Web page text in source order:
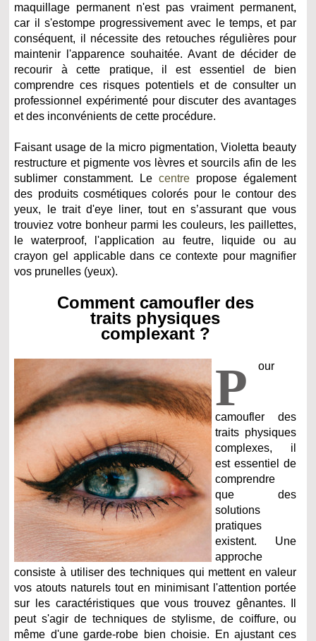
maquillage permanent n'est pas vraiment permanent,
car il s'estompe progressivement avec le temps, et par
conséquent, il nécessite des retouches régulières pour
maintenir l'apparence souhaitée. Avant de décider de
recourir à cette pratique, il est essentiel de bien
comprendre ces risques potentiels et de consulter un
professionnel expérimenté pour discuter des avantages
et des inconvénients de cette procédure.
Faisant usage de la micro pigmentation, Violetta beauty
restructure et pigmente vos lèvres et sourcils afin de les
sublimer constamment. Lecentre propose également
des produits cosmétiques colorés pour le contour des
yeux, le trait d'eye liner, tout en s’assurant que vous
trouviez votre bonheur parmi les couleurs, les paillettes,
le waterproof, l'application au feutre, liquide ou au
crayon gel applicable dans ce contexte pour magnifier
vos prunelles (yeux).
Comment camoufler des
traits physiques
complexant ?
P our
camoufler des
traits physiques
complexes, il
est essentiel de
comprendre
que des
solutions
pratiques
existent. Une
approche
consiste à utiliser des techniques qui mettent en valeur
vos atouts naturels tout en minimisant l'attention portée
sur les caractéristiques que vous trouvez gênantes. Il
peut s'agir de techniques de stylisme, de coiffure, ou
même d'une garde-robe bien choisie. En ajustant ces